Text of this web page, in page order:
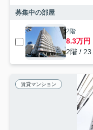
募集中の部屋
2階
8.3万円
2階 /
賃貸マンション